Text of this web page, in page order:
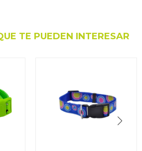
TE PUEDEN INTERESAR